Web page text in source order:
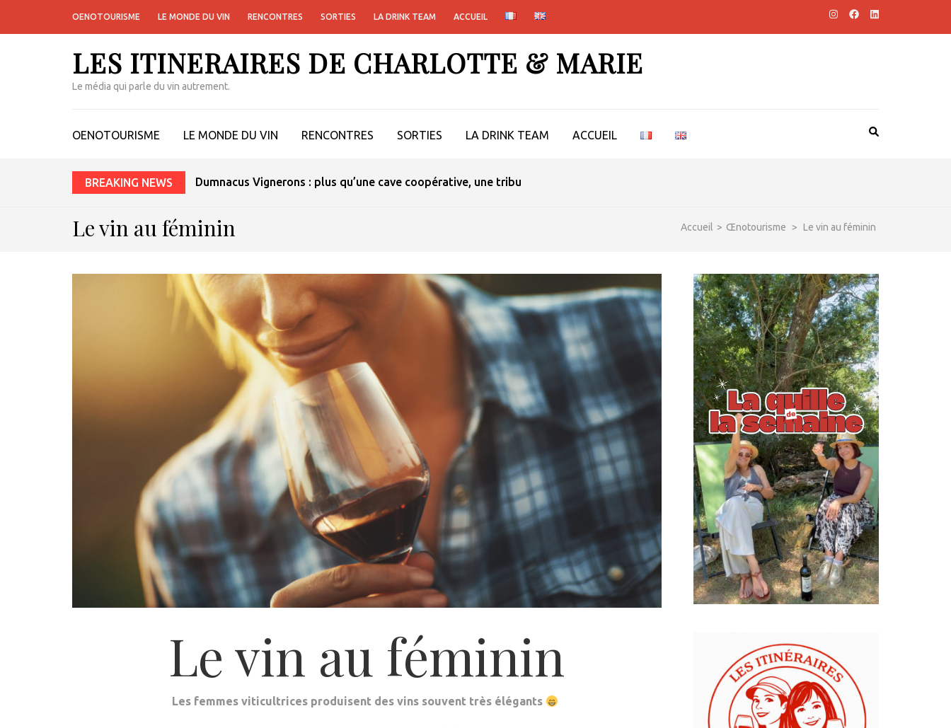
OENOTOURISME LE MONDE DU VIN RENCONTRES SORTIES LA DRINK TEAM ACCUEIL
LES ITINERAIRES DE CHARLOTTE & MARIE
Le média qui parle du vin autrement.
OENOTOURISME LE MONDE DU VIN RENCONTRES SORTIES LA DRINK TEAM ACCUEIL
BREAKING NEWS Dumnacus Vignerons : plus qu’une cave coopérative, une tribu
Accueil > Œnotourisme > Le vin au féminin
Le vin au féminin
Le vin au féminin
Les femmes viticultrices produisent des vins souvent très élégants